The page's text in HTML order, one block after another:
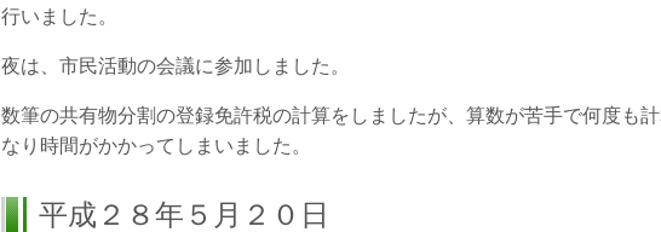
行いました。
夜は、市民活動の会議に参加しました。
数筆の共有物分割の登録免許税の計算をしましたが、算数が苦手で何度も
なり時間がかかってしまいました。
平成２８年５月２０日